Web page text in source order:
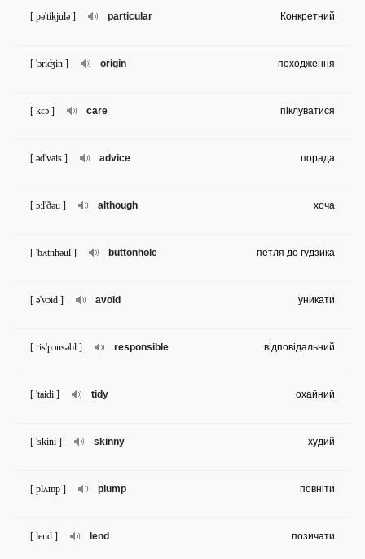
particular
[ pə'tikjulə ] Конкретний
origin
[ 'ɔriʤin ] походження
care
[ kɛə ] піклуватися
advice
[ əd'vais ] порада
although
[ ɔ:l'ðəu ] хоча
buttonhole
[ 'bʌtnhəul ] петля до гудзика
avoid
[ ə'vɔid ] уникати
responsible
[ ris'pɔnsəbl ] відповідальний
tidy
[ 'taidi ] охайний
skinny
[ 'skini ] худий
plump
[ plʌmp ] повніти
lend
[ lend ] позичати